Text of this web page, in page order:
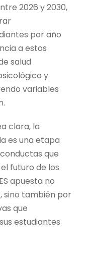
2026 y 2030,
por año
a estos
salud
y
variables
clara, la
es una etapa
que
futuro de los
apuesta no
sino también por
que
estudiantes